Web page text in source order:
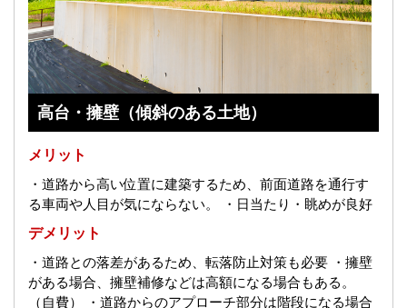
高台・擁壁（傾斜のある土地）
メリット
・道路から高い位置に建築するため、前面道路を通行す
る車両や人目が気にならない。
・日当たり・眺めが良好
デメリット
・道路との落差があるため、転落防止対策も必要 ・擁壁
がある場合、擁壁補修などは高額になる場合もある。
（自費）
・道路からのアプローチ部分は階段になる場合